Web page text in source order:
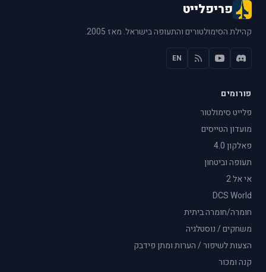
פריפלייט
קהילת הסימולטורים והתעופה בישראל. מאז 2005.
EN
פורומים
פלייט סימולטור
מועדון הטייסים
פאלקון 4.0
תעופה וביטחון
אי אל 2
DCS World
חומרה/חומרה ביתית
משחקים / נוסטלגיה
הצעות לשיפור / הערות ומתן פידבק
קנה ומכור